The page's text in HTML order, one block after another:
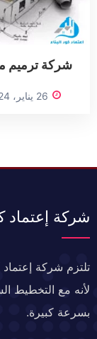
شركة ترميم
26 يناير، 2024
شركة إعتماد
تلتزم شركة
لأنه مع التخطيط
بسرعة كبيرة.